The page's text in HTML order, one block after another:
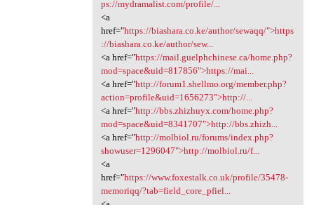
ps://mydramalist.com/profile/...
<a
href="https://biashara.co.ke/author/sewaqq/">https
://biashara.co.ke/author/sew...
<a href="https://mail.guelphchinese.ca/home.php?
mod=space&uid=817856">https://mai...
<a href="http://forum1.shellmo.org/member.php?
action=profile&uid=1656273">http://...
<a href="http://bbs.zhizhuyx.com/home.php?
mod=space&uid=8341707">http://bbs.zhizh...
<a href="http://molbiol.ru/forums/index.php?
showuser=1296047">http://molbiol.ru/f...
<a
href="https://www.foxestalk.co.uk/profile/35478-
memoriqq/?tab=field_core_pfiel...